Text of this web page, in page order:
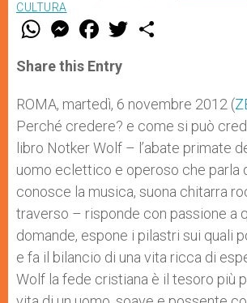
CULTURA
W
t
s
p
p
M
e
s
e
g
e
r
F
a
e
b
o
k
w
r
Share this Entry
ROMA, martedì, 6 novembre 2012 (
Perché credere? e come si può
libro Notker Wolf – l’abate primate
uomo eclettico e operoso che parla
conosce la musica, suona chitarra
traverso – risponde con passione a
domande, espone i pilastri sui quali
e fa il bilancio di una vita ricca di
Wolf la fede cristiana è il tesoro più